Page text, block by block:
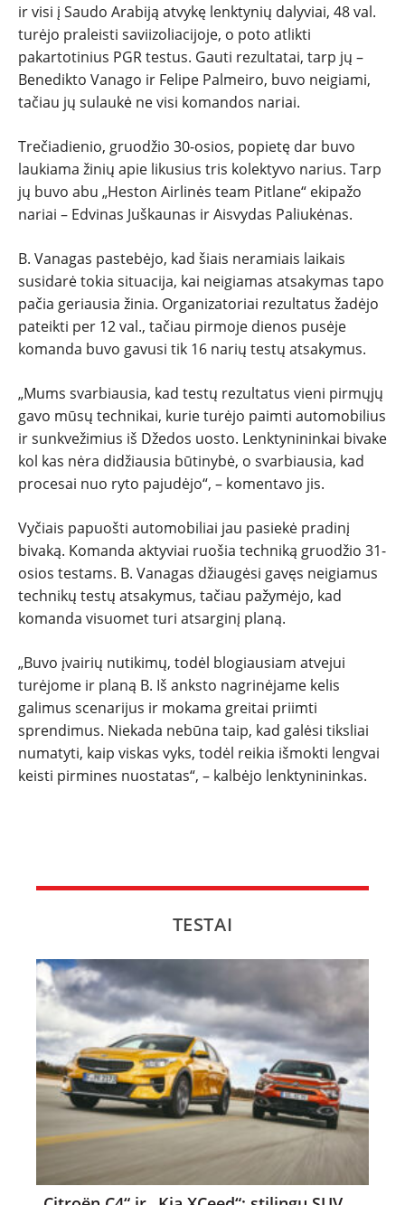
PATARIMAI
ĮVAIRENYBĖS
ir visi į Saudo Arabiją atvykę lenktynių dalyviai, 48 val.
turėjo praleisti saviizoliacijoje, o poto atlikti
pakartotinius PGR testus. Gauti rezultatai, tarp jų –
Benedikto Vanago ir Felipe Palmeiro, buvo neigiami,
tačiau jų sulaukė ne visi komandos nariai.
Trečiadienio, gruodžio 30-osios, popietę dar buvo
laukiama žinių apie likusius tris kolektyvo narius. Tarp
jų buvo abu „Heston Airlinės team Pitlane“ ekipažo
nariai – Edvinas Juškaunas ir Aisvydas Paliukėnas.
B. Vanagas pastebėjo, kad šiais neramiais laikais
susidarė tokia situacija, kai neigiamas atsakymas tapo
pačia geriausia žinia. Organizatoriai rezultatus žadėjo
pateikti per 12 val., tačiau pirmoje dienos pusėje
komanda buvo gavusi tik 16 narių testų atsakymus.
„Mums svarbiausia, kad testų rezultatus vieni pirmųjų
gavo mūsų technikai, kurie turėjo paimti automobilius
ir sunkvežimius iš Džedos uosto. Lenktynininkai bivake
kol kas nėra didžiausia būtinybė, o svarbiausia, kad
procesai nuo ryto pajudėjo“, – komentavo jis.
Vyčiais papuošti automobiliai jau pasiekė pradinį
bivaką. Komanda aktyviai ruošia techniką gruodžio 31-
osios testams. B. Vanagas džiaugėsi gavęs neigiamus
technikų testų atsakymus, tačiau pažymėjo, kad
komanda visuomet turi atsarginį planą.
„Buvo įvairių nutikimų, todėl blogiausiam atvejui
turėjome ir planą B. Iš anksto nagrinėjame kelis
galimus scenarijus ir mokama greitai priimti
sprendimus. Niekada nebūna taip, kad galėsi tiksliai
numatyti, kaip viskas vyks, todėl reikia išmokti lengvai
keisti pirmines nuostatas“, – kalbėjo lenktynininkas.
TESTAI